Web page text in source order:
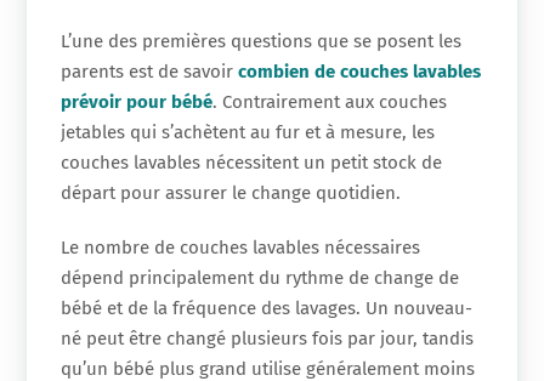
L’une des premières questions que se posent les
parents est de savoir combien de couches lavables
prévoir pour bébé. Contrairement aux couches
jetables qui s’achètent au fur et à mesure, les
couches lavables nécessitent un petit stock de
départ pour assurer le change quotidien.
Le nombre de couches lavables nécessaires
dépend principalement du rythme de change de
bébé et de la fréquence des lavages. Un nouveau-
né peut être changé plusieurs fois par jour, tandis
qu’un bébé plus grand utilise généralement moins